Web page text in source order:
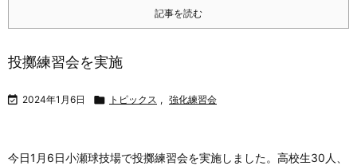
記事を読む
投擲練習会を実施
 2024年1月6日  トピックス , 強化練習会
今日1月6日小瀬球技場で投擲練習会を実施しました。高校生30人、